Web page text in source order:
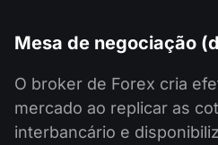
Mesa de negociação
O broker de Forex cria
mercado ao replicar as
interbancário e